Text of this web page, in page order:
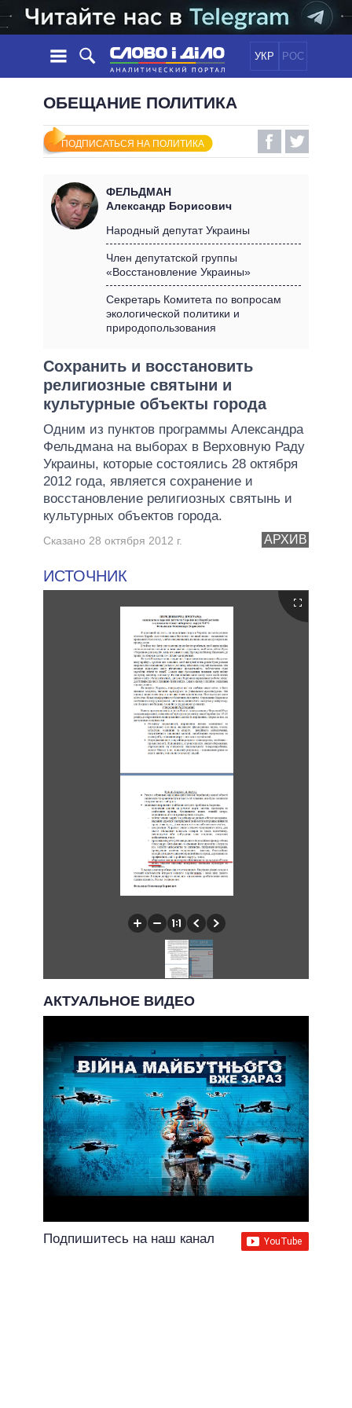
УКР РОС
НОВОСТИ
ЛЕНТА
СОБЫТИЯ
СТАТЬИ
МНЕНИЯ
ОБЗОРЫ
ДАЙДЖЕСТЫ
ПОЛИТИКА
ЭКОНОМИКА
МИР
ОБЕЩАНИЯ
ВСЕ ПОЛИТИКИ
ПРЕЗИДЕНТ И ОФИС
КАБИНЕТ МИНИСТРОВ
ГЛАВЫ ОБЛАДМИНИСТРАЦИЙ
ИНФОГРАФИКА
ВИДЕО
ПОДДЕРЖАТЬ
СРАВНЕНИЕ ПОЛИТИКОВ
ОБЕЩАНИЕ ПОЛИТИКА
ПОДПИСАТЬСЯ НА ПОЛИТИКА
ФЕЛЬДМАН
Александр Борисович
Народный депутат Украины
Член депутатской группы
«Восстановление Украины»
Секретарь Комитета по вопросам
экологической политики и
природопользования
Сохранить и восстановить
религиозные святыни и
культурные объекты города
Одним из пунктов программы Александра
Фельдмана на выборах в Верховную Раду
Украины, которые состоялись 28 октября
2012 года, является сохранение и
восстановление религиозных святынь и
культурных объектов города.
АРХИВ
Сказано 28 октября 2012 г.
ИСТОЧНИК
АКТУАЛЬНОЕ ВИДЕО
Подпишитесь на наш канал